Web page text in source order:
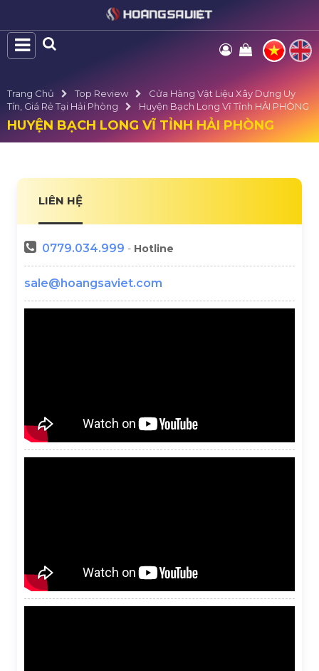
Trang Chủ Top Review
Cửa Hàng Vật Liệu Xây Dựng Uy
Tín, Giá Rẻ Tại Hải Phòng
Huyện Bạch Long Vĩ Tỉnh HẢI PHÒNG
HUYỆN BẠCH LONG VĨ TỈNH HẢI PHÒNG
LIÊN HỆ
0779.034.999 - Hotline
sale@hoangsaviet.com